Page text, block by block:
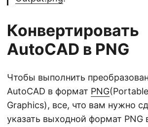
Конвертировать
AutoCAD в PNG
Чтобы выполнить
AutoCAD в формат PNG
Graphics), все, что вам нужно
указать выходной формат PNG